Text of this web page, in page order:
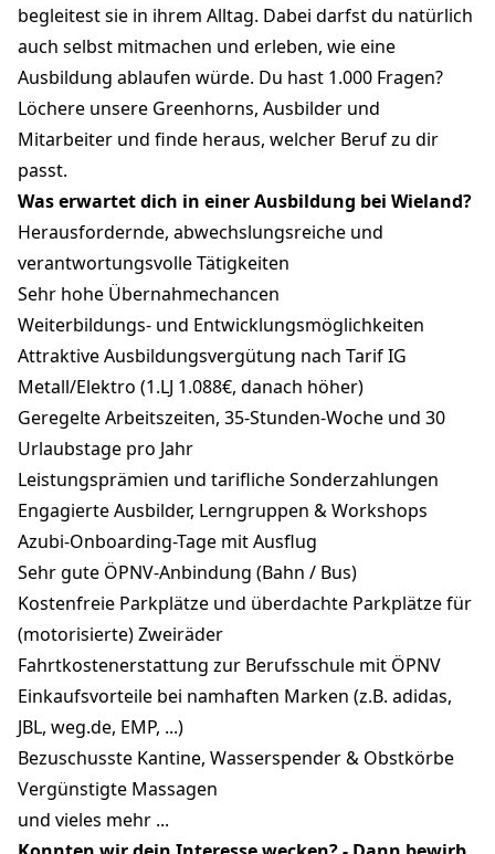
begleitest sie in ihrem Alltag. Dabei darfst du natürlich
auch selbst mitmachen und erleben, wie eine
Ausbildung ablaufen würde. Du hast 1.000 Fragen?
Löchere unsere Greenhorns, Ausbilder und
Mitarbeiter und finde heraus, welcher Beruf zu dir
passt.
Was erwartet dich in einer Ausbildung bei Wieland?
Herausfordernde, abwechslungsreiche und
verantwortungsvolle Tätigkeiten
Sehr hohe Übernahmechancen
Weiterbildungs- und Entwicklungsmöglichkeiten
Attraktive Ausbildungsvergütung nach Tarif IG
Metall/Elektro (1.LJ 1.088€, danach höher)
Geregelte Arbeitszeiten, 35-Stunden-Woche und 30
Urlaubstage pro Jahr
Leistungsprämien und tarifliche Sonderzahlungen
Engagierte Ausbilder, Lerngruppen & Workshops
Azubi-Onboarding-Tage mit Ausflug
Sehr gute ÖPNV-Anbindung (Bahn / Bus)
Kostenfreie Parkplätze und überdachte Parkplätze für
(motorisierte) Zweiräder
Fahrtkostenerstattung zur Berufsschule mit ÖPNV
Einkaufsvorteile bei namhaften Marken (z.B. adidas,
JBL, weg.de, EMP, ...)
Bezuschusste Kantine, Wasserspender & Obstkörbe
Vergünstigte Massagen
und vieles mehr ...